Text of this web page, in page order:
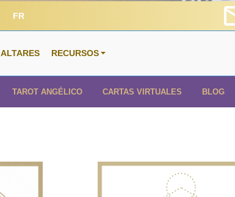
FR
ALTARES RECURSOS
TAROT ANGÉLICO CARTAS VIRTUALES BLOG